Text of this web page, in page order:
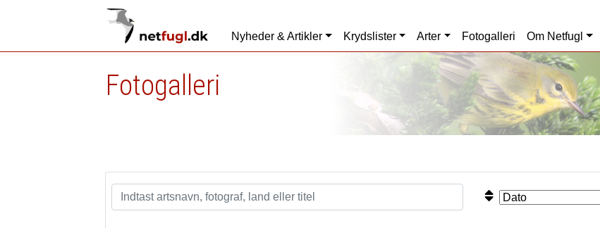
Nyheder & Artikler Krydslister Arter Fotogalleri Om Netfugl
Fotogalleri